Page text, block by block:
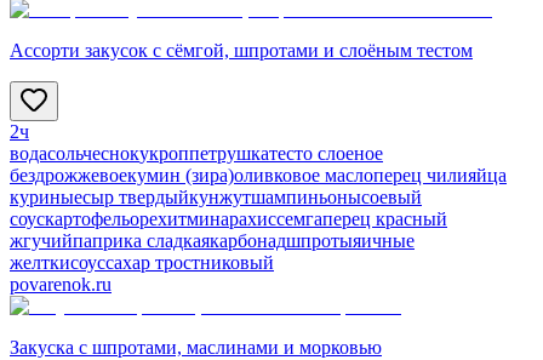
Ассорти закусок с сёмгой, шпротами и слоёным тестом
2ч
водасольчеснокукроппетрушкатесто слоеное
бездрожжевоекумин (зира)оливковое маслоперец чилияйца
куриныесыр твердыйкунжутшампиньонысоевый
соускартофельорехитминарахиссемгаперец красный
жгучийпаприка сладкаякарбонадшпротыяичные
желткисоуссахар тростниковый
povarenok.ru
Закуска с шпротами, маслинами и морковью